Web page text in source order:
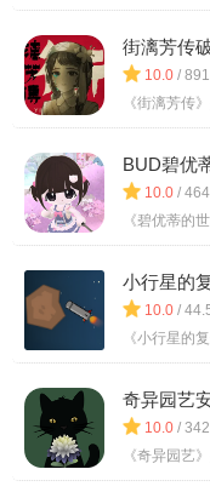
街漓芳传
10.0 /
《街漓芳传
BUD碧优
10.0 /
《碧优蒂的
小行星的
10.0 /
《小行星的
奇异园艺
10.0 /
《奇异园艺